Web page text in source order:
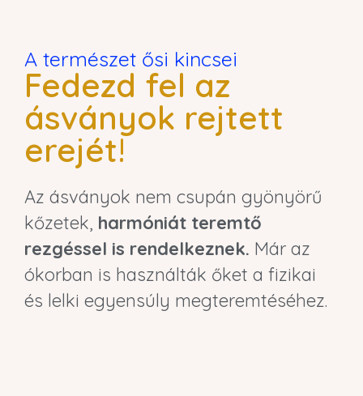
A természet ősi kincsei
Fedezd fel az
ásványok rejtett
erejét!
Az ásványok nem csupán gyönyörű
kőzetek, harmóniát teremtő
rezgéssel is rendelkeznek. Már az
ókorban is használták őket a fizikai
és lelki egyensúly megteremtéséhez.